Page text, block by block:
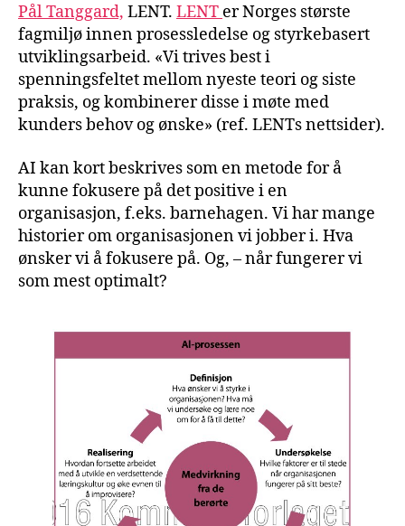
Pål Tanggard, LENT. LENT er Norges største
fagmiljø innen prosessledelse og styrkebasert
utviklingsarbeid. «Vi trives best i
spenningsfeltet mellom nyeste teori og siste
praksis, og kombinerer disse i møte med
kunders behov og ønske» (ref. LENTs nettsider).
AI kan kort beskrives som en metode for å
kunne fokusere på det positive i en
organisasjon, f.eks. barnehagen. Vi har mange
historier om organisasjonen vi jobber i. Hva
ønsker vi å fokusere på. Og, – når fungerer vi
som mest optimalt?